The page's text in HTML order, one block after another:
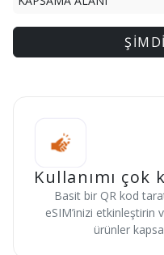
Kullanımı çok
Basit bir QR kod
eSIM’inizi etkinleştirin
ürünler